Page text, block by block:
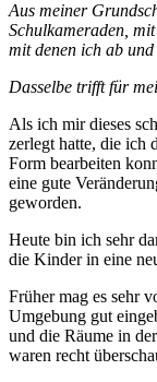
Aus meiner
Schulkameraden,
mit denen ich ab
Dasselbe trifft für
Als ich mir dieses
zerlegt hatte, die ich
Form bearbeiten
eine gute
geworden.
Heute bin ich sehr
die Kinder in eine
Früher mag es sehr
Umgebung gut
und die Räume in
waren recht